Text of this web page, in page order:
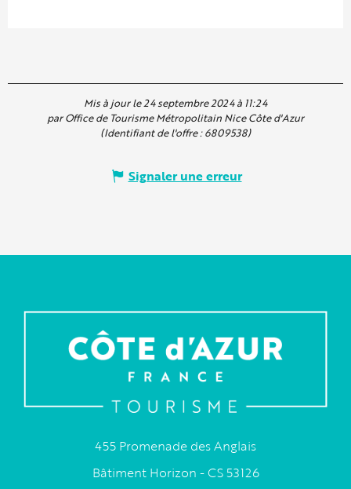
Mis à jour le 24 septembre 2024 à 11:24
par Office de Tourisme Métropolitain Nice Côte d'Azur
(Identifiant de l'offre :6809538)
Signaler une erreur
455 Promenade des Anglais
Bâtiment Horizon - CS 53126